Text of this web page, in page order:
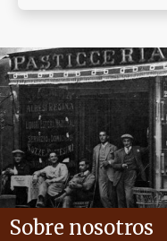
Sobre nosotros